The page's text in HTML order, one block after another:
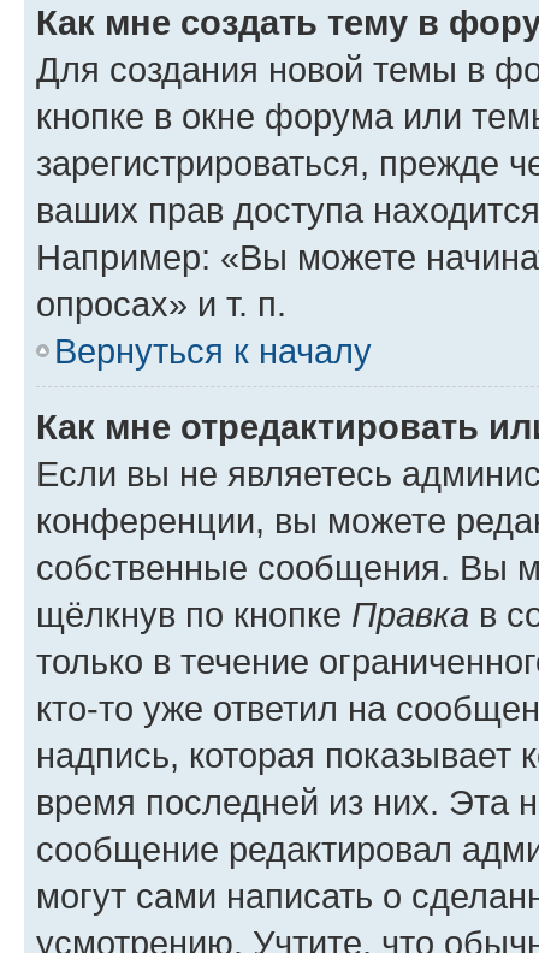
Как мне создать тему в
Для создания новой темы в
кнопке в окне форума или
зарегистрироваться, прежде
ваших прав доступа
Например: «Вы можете
опросах» и т. п.
Вернуться к началу
Как мне отредактировать
Если вы не являетесь
конференции, вы можете
собственные сообщения. Вы
щёлкнув по кнопке Правка в
только в течение
кто-то уже ответил на
надпись, которая показывает
время последней из них. Эта
сообщение редактировал
могут сами написать о
усмотрению. Учтите, что